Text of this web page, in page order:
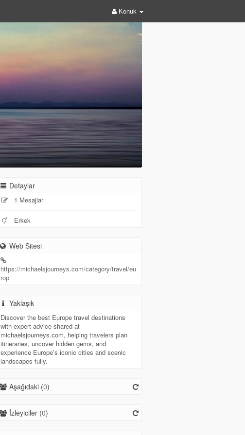
Konuk
Detaylar
1 Mesajlar
Erkek
Web Sitesi
https://michaelsjourneys.com/category/travel/eu
rop
Yaklaşık
Discover the best Europe travel destinations
with expert advice shared at
michaelsjourneys.com, helping travelers plan
itineraries, uncover hidden gems, and
experience Europe’s iconic cities and scenic
landscapes fully.
Aşağıdaki (0)
İzleyiciler (0)